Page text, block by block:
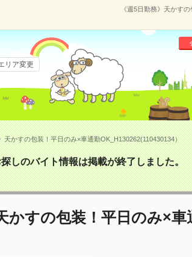
《週5日勤務》天かす
リア変更
天かすの包装！平日のみ×車通勤OK_H130262(110430134）
しのバイト情報は掲載が終了しました。
かすの包装！平日のみ×車